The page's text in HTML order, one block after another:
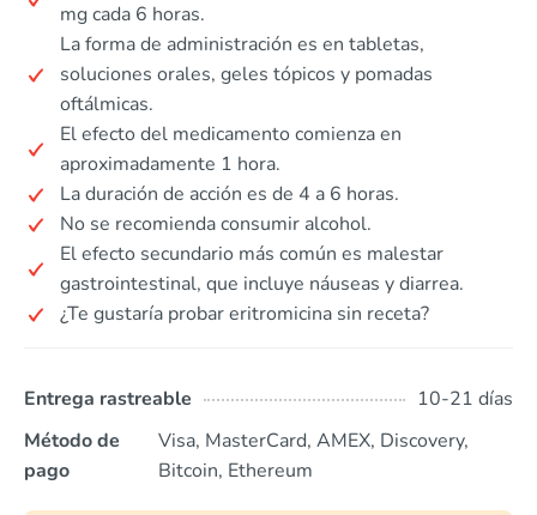
mg cada 6 horas.
La forma de administración es en tabletas,
soluciones orales, geles tópicos y pomadas
oftálmicas.
El efecto del medicamento comienza en
aproximadamente 1 hora.
La duración de acción es de 4 a 6 horas.
No se recomienda consumir alcohol.
El efecto secundario más común es malestar
gastrointestinal, que incluye náuseas y diarrea.
¿Te gustaría probar eritromicina sin receta?
Entrega rastreable
10-21 días
Método de
pago
Visa, MasterCard, AMEX, Discovery,
Bitcoin, Ethereum